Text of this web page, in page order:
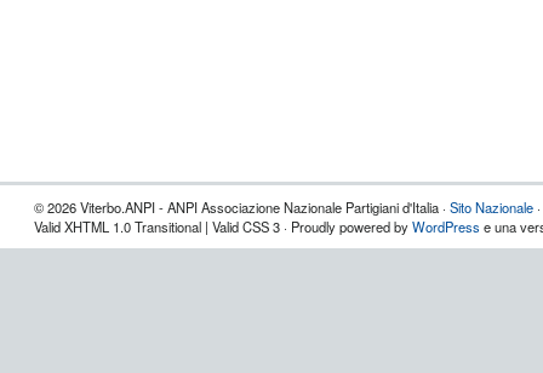
© 2026 Viterbo.ANPI - ANPI Associazione Nazionale Partigiani d'Italia · Sito Nazionale ·
Valid XHTML 1.0 Transitional | Valid CSS 3 · Proudly powered byWordPress e una